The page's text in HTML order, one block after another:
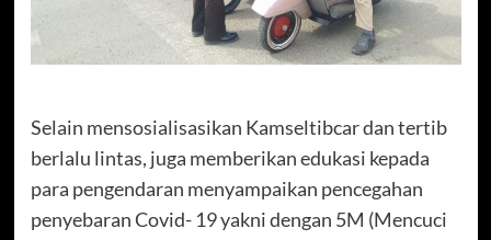
Selain mensosialisasikan Kamseltibcar dan tertib
berlalu lintas, juga memberikan edukasi kepada
para pengendaran menyampaikan pencegahan
penyebaran Covid- 19 yakni dengan 5M (Mencuci